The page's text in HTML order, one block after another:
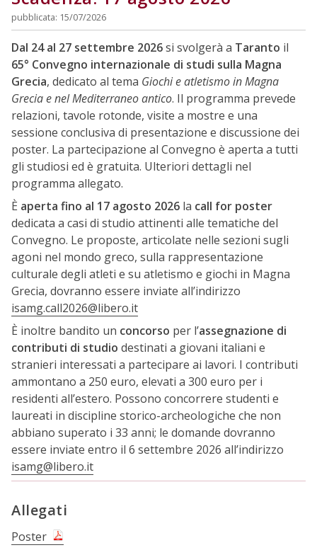
pubblicata: 15/07/2026
Dal 24 al 27 settembre 2026si svolgerà a Taranto il
65° Convegno internazionale di studi sulla Magna
Grecia, dedicato al tema Giochi e atletismo in Magna
Grecia e nel Mediterraneo antico. Il programma prevede
relazioni, tavole rotonde, visite a mostre e una
sessione conclusiva di presentazione e discussione dei
poster. La partecipazione al Convegno è aperta a tutti
gli studiosi ed è gratuita. Ulteriori dettagli nel
programma allegato.
È aperta fino al 17 agosto 2026 la call for poster
dedicata a casi di studio attinenti alle tematiche del
Convegno. Le proposte, articolate nelle sezioni sugli
agoni nel mondo greco, sulla rappresentazione
culturale degli atleti e su atletismo e giochi in Magna
Grecia, dovranno essere inviate all’indirizzo
isamg.call2026@libero.it
È inoltre bandito un concorso per l’assegnazione di
contributi di studio destinati a giovani italiani e
stranieri interessati a partecipare ai lavori. I contributi
ammontano a 250 euro, elevati a 300 euro per i
residenti all’estero. Possono concorrere studenti e
laureati in discipline storico-archeologiche che non
abbiano superato i 33 anni; le domande dovranno
essere inviate entro il 6 settembre 2026 all’indirizzo
isamg@libero.it
Allegati
Poster